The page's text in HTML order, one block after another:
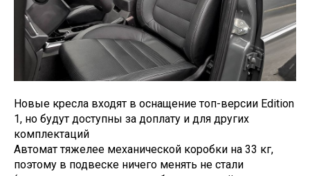
Новые кресла входят в оснащение топ-версии Edition
1, но будут доступны за доплату и для других
комплектаций
Автомат тяжелее механической коробки на 33 кг,
поэтому в подвеске ничего менять не стали